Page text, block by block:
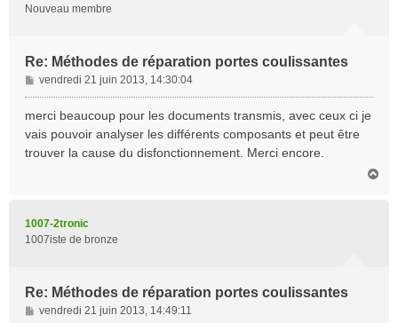
Nouveau membre
Re: Méthodes de réparation portes coulissantes
M
e
s
s
g
vendredi 21 juin 2013, 14:30:04
merci beaucoup pour les documents transmis, avec ceux ci je
vais pouvoir analyser les différents composants et peut être
trouver la cause du disfonctionnement. Merci encore.
1007-2tronic
1007iste de bronze
Re: Méthodes de réparation portes coulissantes
M
vendredi 21 juin 2013, 14:49:11